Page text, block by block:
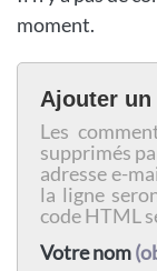
moment.
Ajouter
Les
supprimés
adresse e-
la ligne
code HTML
Votre nom